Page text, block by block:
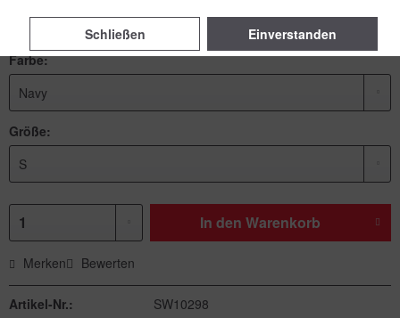
Farbe:
Größe:
In den Warenkorb
Merken Bewerten
Artikel-Nr.: SW10298
Einverstanden
Schließen